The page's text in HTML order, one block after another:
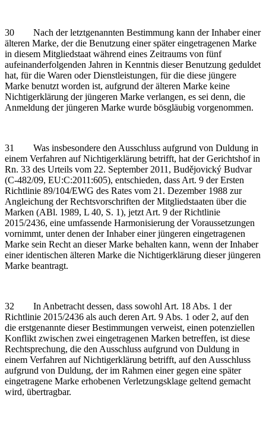
30 Nach der letztgenannten Bestimmung kann der Inhaber einer
älteren Marke, der die Benutzung einer später eingetragenen Marke
in diesem Mitgliedstaat während eines Zeitraums von fünf
aufeinanderfolgenden Jahren in Kenntnis dieser Benutzung geduldet
hat, für die Waren oder Dienstleistungen, für die diese jüngere
Marke benutzt worden ist, aufgrund der älteren Marke keine
Nichtigerklärung der jüngeren Marke verlangen, es sei denn, die
Anmeldung der jüngeren Marke wurde bösgläubig vorgenommen.
31 Was insbesondere den Ausschluss aufgrund von Duldung in
einem Verfahren auf Nichtigerklärung betrifft, hat der Gerichtshof in
Rn. 33 des Urteils vom 22. September 2011, Budějovický Budvar
(C‑482/09, EU:C:2011:605), entschieden, dass Art. 9 der Ersten
Richtlinie 89/104/EWG des Rates vom 21. Dezember 1988 zur
Angleichung der Rechtsvorschriften der Mitgliedstaaten über die
Marken (ABl. 1989, L 40, S. 1), jetzt Art. 9 der Richtlinie
2015/2436, eine umfassende Harmonisierung der Voraussetzungen
vornimmt, unter denen der Inhaber einer jüngeren eingetragenen
Marke sein Recht an dieser Marke behalten kann, wenn der Inhaber
einer identischen älteren Marke die Nichtigerklärung dieser jüngeren
Marke beantragt.
32 In Anbetracht dessen, dass sowohl Art. 18 Abs. 1 der
Richtlinie 2015/2436 als auch deren Art. 9 Abs. 1 oder 2, auf den
die erstgenannte dieser Bestimmungen verweist, einen potenziellen
Konflikt zwischen zwei eingetragenen Marken betreffen, ist diese
Rechtsprechung, die den Ausschluss aufgrund von Duldung in
einem Verfahren auf Nichtigerklärung betrifft, auf den Ausschluss
aufgrund von Duldung, der im Rahmen einer gegen eine später
eingetragene Marke erhobenen Verletzungsklage geltend gemacht
wird, übertragbar.